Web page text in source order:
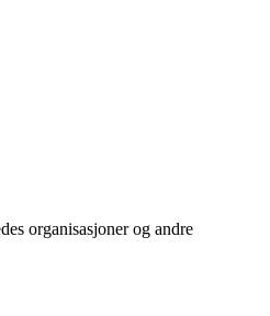
organisasjoner og andre